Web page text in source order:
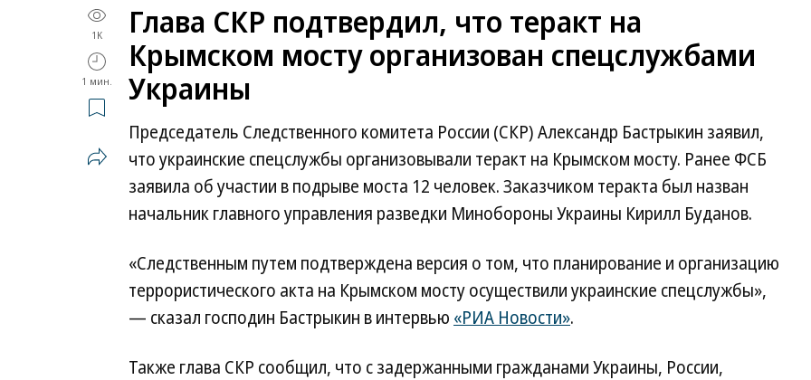
1K
1 мин.
Глава СКР подтвердил, что теракт на
Крымском мосту организован спецслужбами
Украины
Председатель Следственного комитета России (СКР) Александр Бастрыкин заявил,
что украинские спецслужбы организовывали теракт на Крымском мосту. Ранее ФСБ
заявила об участии в подрыве моста 12 человек. Заказчиком теракта был назван
начальник главного управления разведки Минобороны Украины Кирилл Буданов.
«Следственным путем подтверждена версия о том, что планирование и организацию
террористического акта на Крымском мосту осуществили украинские спецслужбы»,
— сказал господин Бастрыкин в интервью «РИА Новости».
Также глава СКР сообщил, что с задержанными гражданами Украины, России,